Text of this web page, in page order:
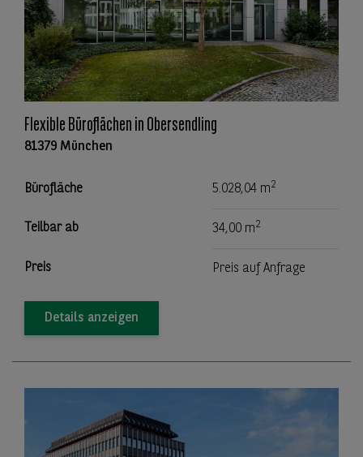
Flexible Büroflächen in Obersendling
81379 München
Bürofläche 5.028,04 m2
Teilbar ab 34,00 m2
Preis Preis auf Anfrage
Details anzeigen